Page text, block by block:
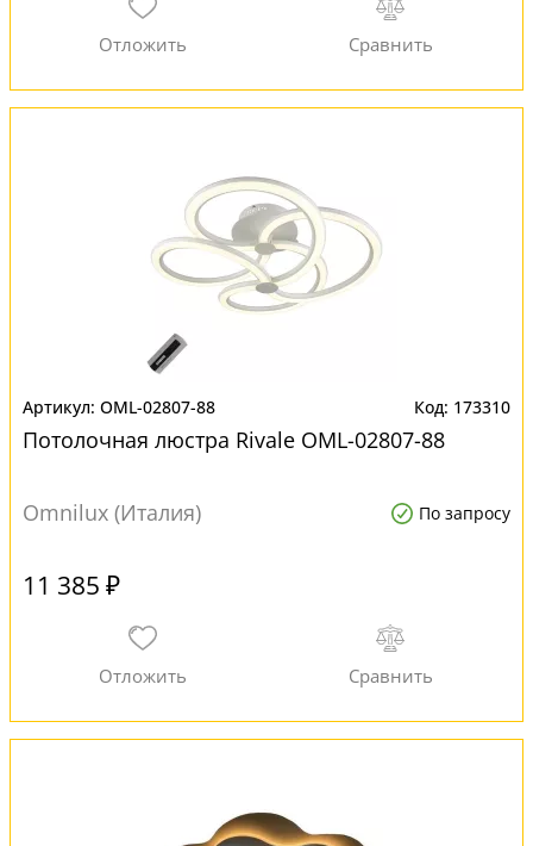
OML-02807-88 173310
Потолочная люстра Rivale OML-02807-88
Omnilux (Италия) По запросу
11 385 ₽